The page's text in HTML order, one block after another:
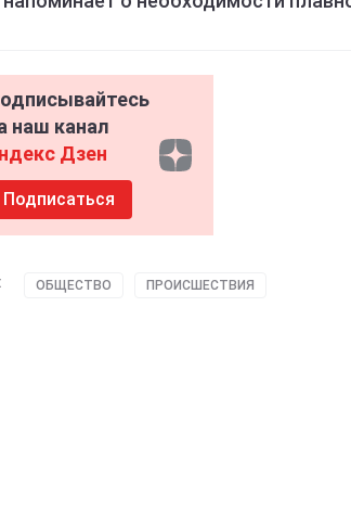
наш канал
Дзен
Подписаться
ОБЩЕСТВО ПРОИСШЕСТВИЯ